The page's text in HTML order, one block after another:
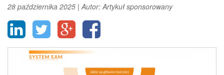
28 października 2025 |Autor:Artykuł sponsorowany